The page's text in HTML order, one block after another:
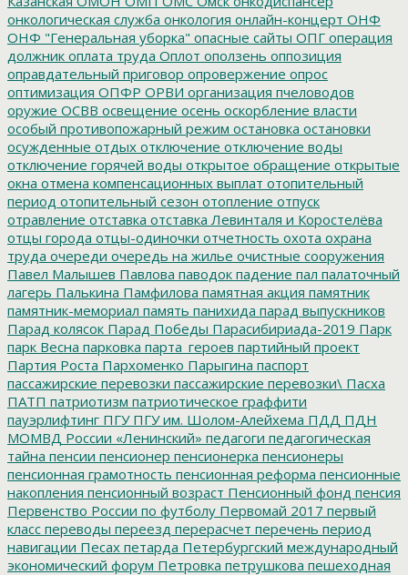
онкологическая служба онкология онлайн-концерт ОНФ
ОНФ "Генеральная уборка" опасные сайты ОПГ операция
должник оплата труда Оплот оползень оппозиция
оправдательный приговор опровержение опрос
оптимизация ОПФР ОРВИ организация пчеловодов
оружие ОСВВ освещение осень оскорбление власти
особый противопожарный режим остановка остановки
осужденные отдых отключение отключение воды
отключение горячей воды открытое обращение открытые
окна отмена компенсационных выплат отопительный
период отопительный сезон отопление отпуск
отравление отставка отставка Левинталя и Коростелёва
отцы города отцы-одиночки отчетность охота охрана
труда очереди очередь на жилье очистные сооружения
Павел Малышев Павлова паводок падение пал палаточный
лагерь Палькина Памфилова памятная акция памятник
памятник-мемориал память панихида парад выпускников
Парад колясок Парад Победы Парасибириада-2019 Парк
парк Весна парковка парта_героев партийный проект
Партия Роста Пархоменко Парыгина паспорт
пассажирские перевозки пассажирские перевозки\ Пасха
ПАТП патриотизм патриотическое граффити
пауэрлифтинг ПГУПГУ им. Шолом-Алейхема ПДД ПДН
МОМВД России «Ленинский» педагоги педагогическая
тайна пенсии пенсионер пенсионерка пенсионеры
пенсионная грамотность пенсионная реформа пенсионные
накопления пенсионный возраст Пенсионный фонд пенсия
Первенство России по футболу Первомай 2017 первый
класс переводы переезд перерасчет перечень период
навигации Песах петарда Петербургский международный
экономический форум Петровка петрушкова пешеходная